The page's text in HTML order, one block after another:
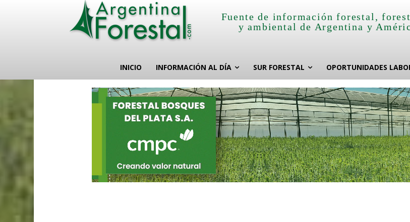
Fuente de información forestal,
y ambiental de Argentina y
INICIO INFORMACIÓN AL DÍA SUR FORESTAL OPORTUNIDADES